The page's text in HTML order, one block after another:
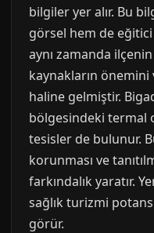
bilgiler yer alır. Bu
görsel hem de
aynı zamanda
kaynakların
haline gelmiştir.
bölgesindeki termal
tesisler de bulunur.
korunması ve
farkındalık yaratır.
sağlık turizmi
görür.